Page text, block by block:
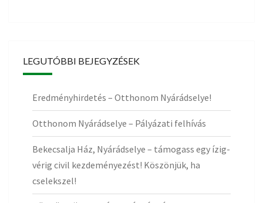
LEGUTÓBBI BEJEGYZÉSEK
Eredményhirdetés – Otthonom Nyárádselye!
Otthonom Nyárádselye – Pályázati felhívás
Bekecsalja Ház, Nyárádselye – támogass egy ízig-
vérig civil kezdeményezést! Köszönjük, ha
cselekszel!